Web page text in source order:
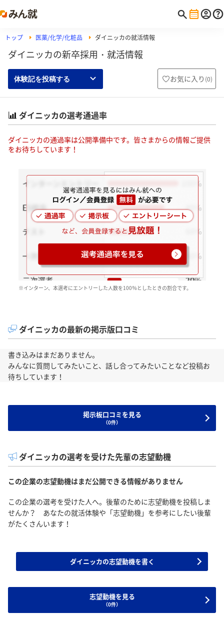
トップ 医薬/化学/化粧品 ダイニッカの就活情報
ダイニッカの新卒採用・就活情報
体験記を投稿する お気に入り (0)
ダイニッカの選考通過率
ダイニッカの通過率は公開準備中です。皆さまからの情報ご提供
をお待ちしています！
※インターン、本選考にエントリーした人数を100％としたときの割合です。
ダイニッカの最新の掲示版口コミ
書き込みはまだありません。
みんなに質問してみたいこと、話し合ってみたいことなど投稿お
待ちしています！
掲示板口コミを見る
（0件）
ダイニッカの選考を受けた先輩の志望動機
この企業の志望動機はまだ公開できる情報がありません
この企業の選考を受けた人へ。後輩のために志望動機を投稿しま
せんか？ あなたの就活体験や「志望動機」を参考にしたい後輩
がたくさんいます！
ダイニッカの志望動機を書く
志望動機を見る
（0件）